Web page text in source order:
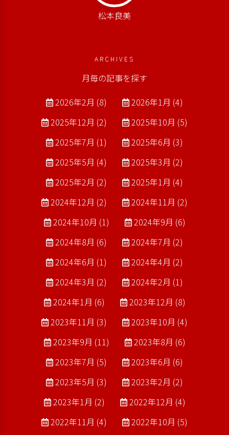
松本良美
ARCHIVES
月毎の記事を探す
2026年2月 (8)
2026年1月 (4)
2025年12月 (2)
2025年10月 (5)
2025年7月 (1)
2025年6月 (3)
2025年5月 (4)
2025年3月 (2)
2025年2月 (2)
2025年1月 (4)
2024年12月 (2)
2024年11月 (2)
2024年10月 (1)
2024年9月 (6)
2024年8月 (6)
2024年7月 (2)
2024年6月 (1)
2024年4月 (2)
2024年3月 (2)
2024年2月 (1)
2024年1月 (6)
2023年12月 (8)
2023年11月 (3)
2023年10月 (4)
2023年9月 (11)
2023年8月 (6)
2023年7月 (5)
2023年6月 (6)
2023年5月 (3)
2023年2月 (2)
2023年1月 (2)
2022年12月 (4)
2022年11月 (4)
2022年10月 (5)